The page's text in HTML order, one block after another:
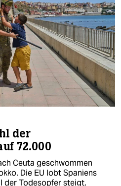
der
72.000
Ceuta geschwommen
Die EU lobt Spaniens
der Todesopfer steigt.